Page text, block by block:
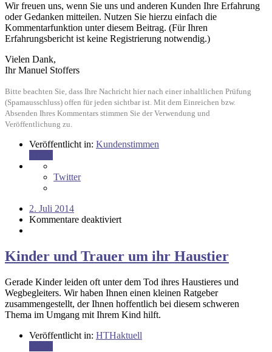
Wir freuen uns, wenn Sie uns und anderen Kunden Ihre Erfahrung
oder Gedanken mitteilen. Nutzen Sie hierzu einfach die
Kommentarfunktion unter diesem Beitrag. (Für Ihren
Erfahrungsbericht ist keine Registrierung notwendig.)
Vielen Dank,
Ihr Manuel Stoffers
Bitte beachten Sie, dass Ihre Nachricht hier nach einer inhaltlichen Prüfung
(Spamausschluss) offen für jeden sichtbar ist. Mit dem Einreichen bzw.
Absenden Ihres Kommentars stimmen Sie der Verwendung und
Veröffentlichung zu.
Veröffentlicht in: Kundenstimmen
Twitter
2. Juli 2014
Kommentare deaktiviert
Kinder und Trauer um ihr Haustier
Gerade Kinder leiden oft unter dem Tod ihres Haustieres und
Wegbegleiters. Wir haben Ihnen einen kleinen Ratgeber
zusammengestellt, der Ihnen hoffentlich bei diesem schweren
Thema im Umgang mit Ihrem Kind hilft.
Veröffentlicht in: HTHaktuell